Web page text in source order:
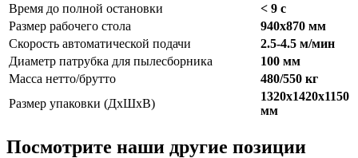
Время до полной остановки
< 9 с
Размер рабочего стола
940х870 мм
Скорость автоматической подачи
2.5-4.5 м/мин
Диаметр патрубка для пылесборника
100 мм
Масса нетто/брутто
480/550 кг
Размер упаковки (ДхШхВ)
1320х1420х1150
мм
Посмотрите наши другие позиции